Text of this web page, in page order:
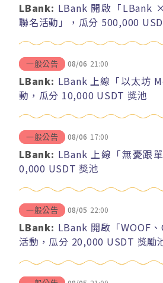
LBank: LBank 開啟「LBank
聯名活動」，瓜分 500,000
一般公告 08/06 21:00
LBank: LBank 上線「以太坊
動，瓜分 10,000 USDT 獎池
一般公告 08/06 17:00
LBank: LBank 上線「無憂跟
0,000 USDT 獎池
一般公告 08/05 22:00
LBank: LBank 開啟「WOOF、
活動，瓜分 20,000 USDT 獎勵